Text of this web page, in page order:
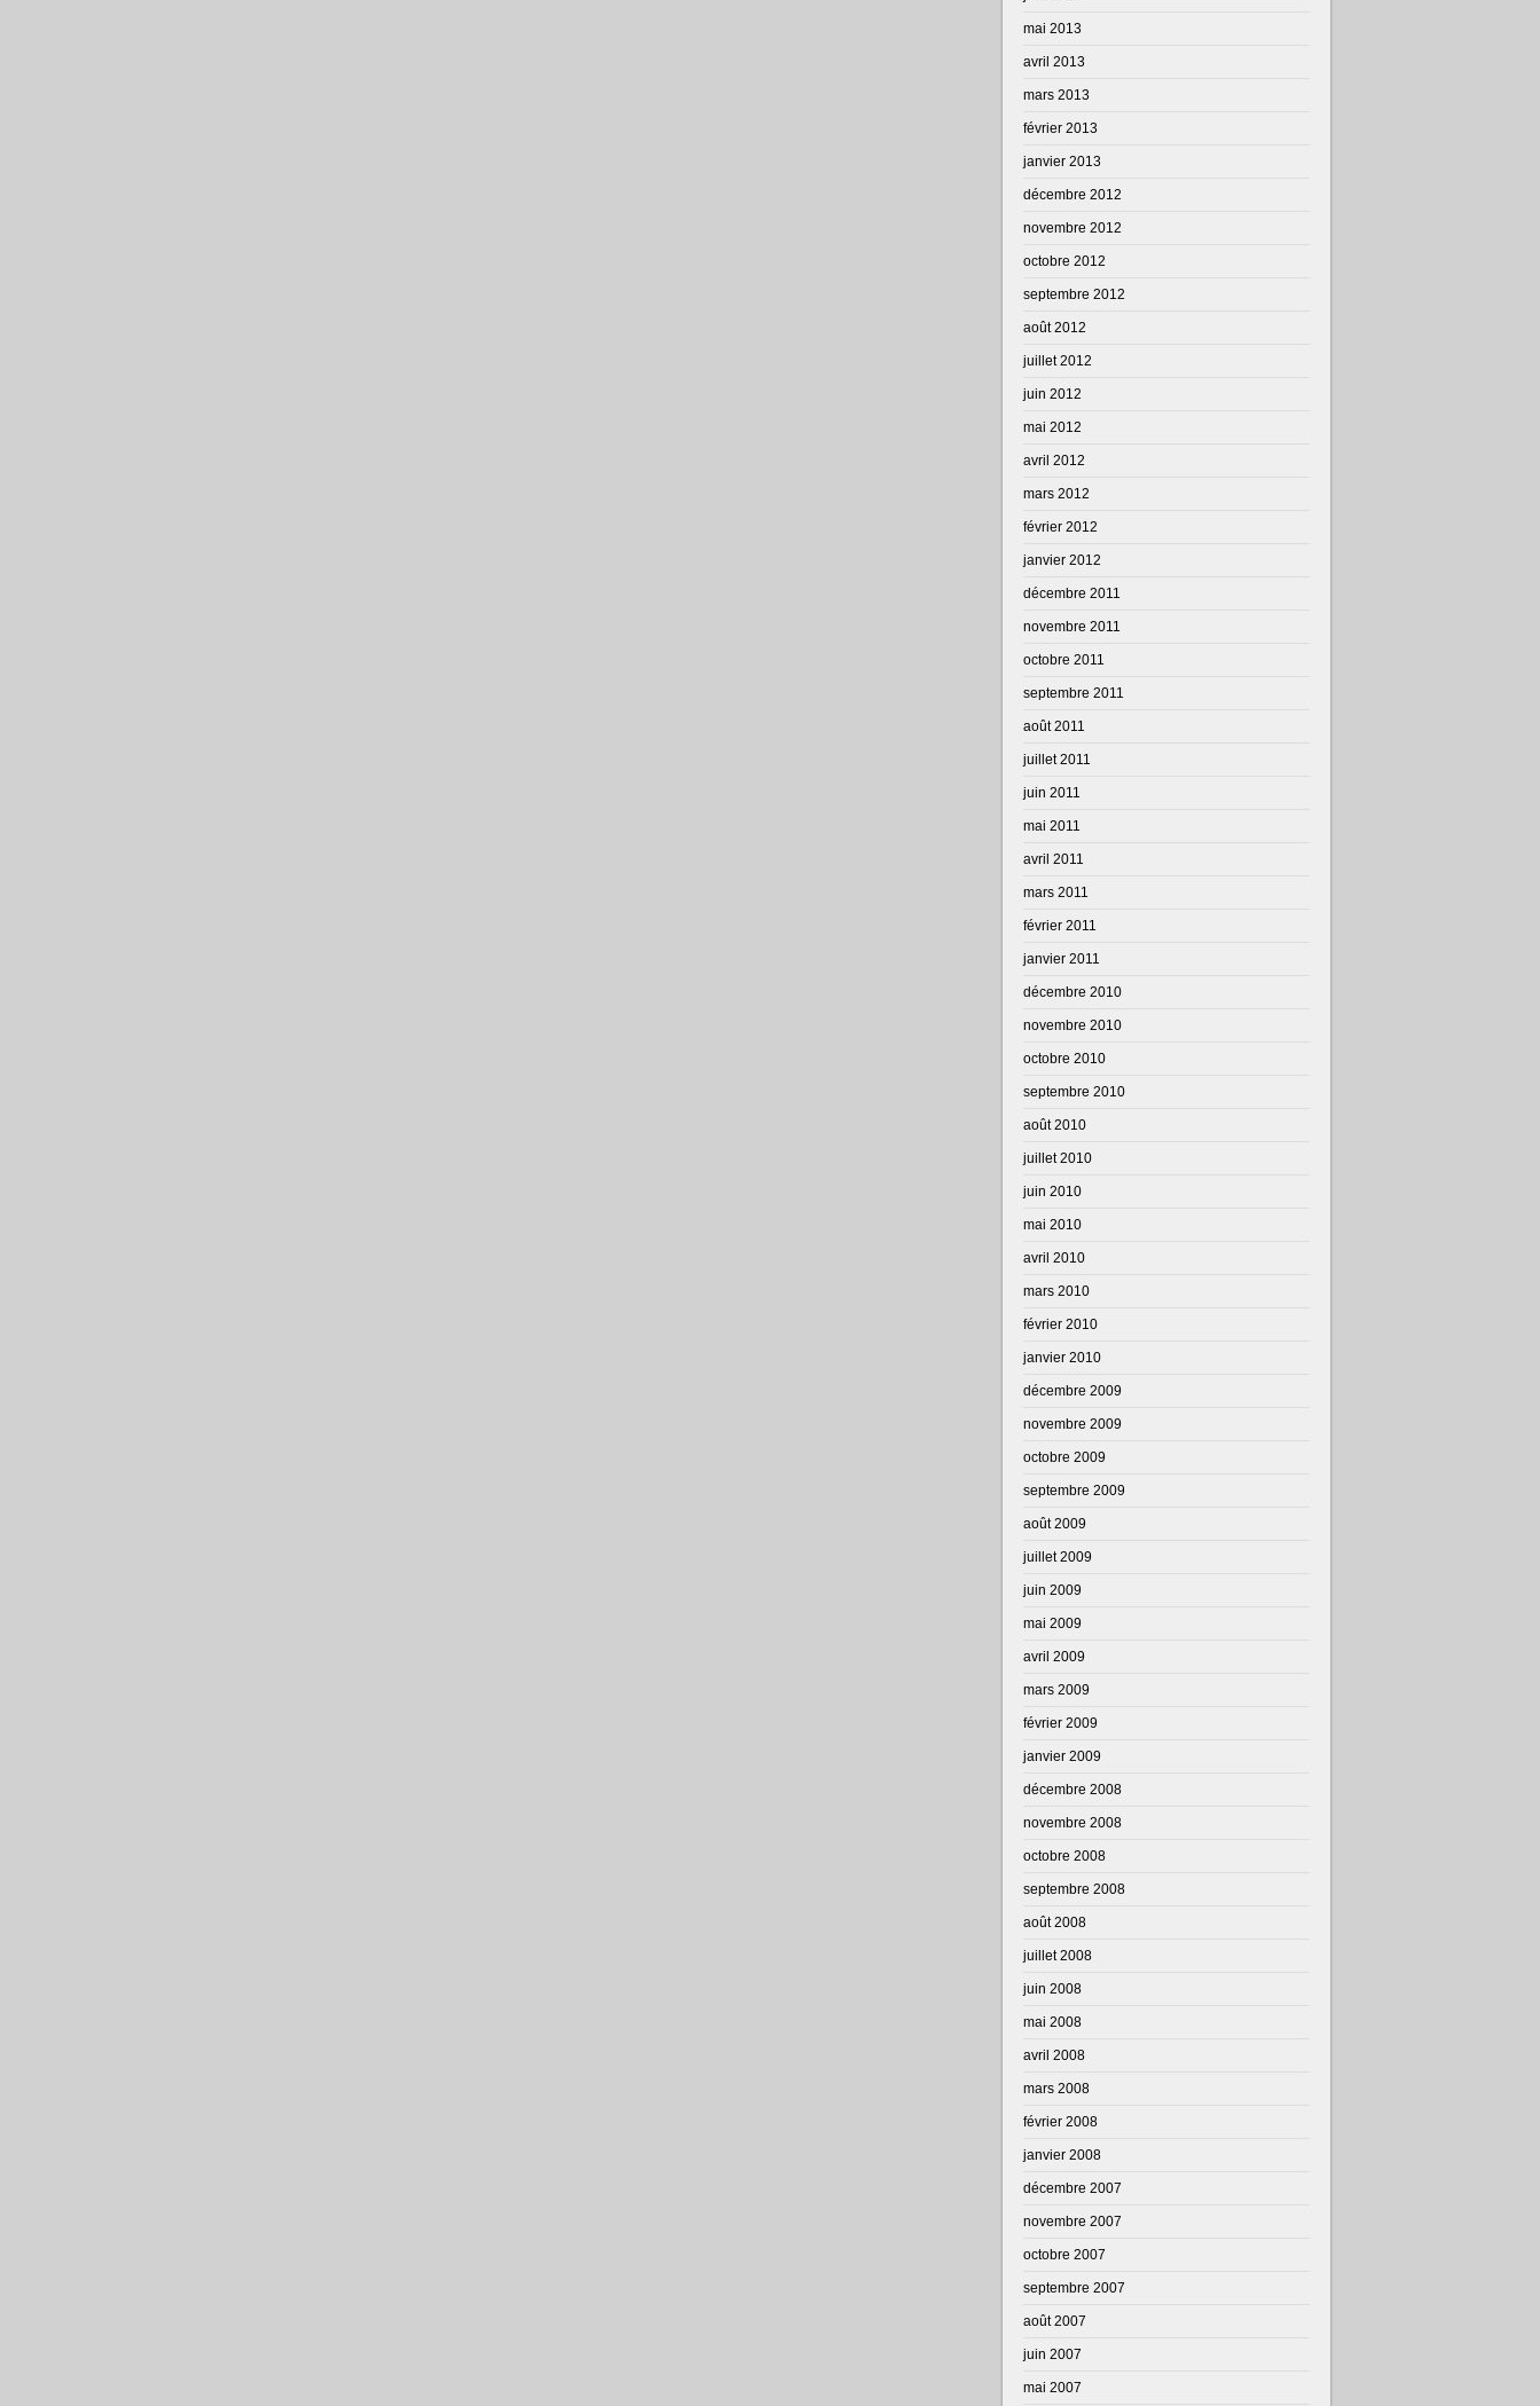
mai 2013
avril 2013
mars 2013
février 2013
janvier 2013
décembre 2012
novembre 2012
octobre 2012
septembre 2012
août 2012
juillet 2012
juin 2012
mai 2012
avril 2012
mars 2012
février 2012
janvier 2012
décembre 2011
novembre 2011
octobre 2011
septembre 2011
août 2011
juillet 2011
juin 2011
mai 2011
avril 2011
mars 2011
février 2011
janvier 2011
décembre 2010
novembre 2010
octobre 2010
septembre 2010
août 2010
juillet 2010
juin 2010
mai 2010
avril 2010
mars 2010
février 2010
janvier 2010
décembre 2009
novembre 2009
octobre 2009
septembre 2009
août 2009
juillet 2009
juin 2009
mai 2009
avril 2009
mars 2009
février 2009
janvier 2009
décembre 2008
novembre 2008
octobre 2008
septembre 2008
août 2008
juillet 2008
juin 2008
mai 2008
avril 2008
mars 2008
février 2008
janvier 2008
décembre 2007
novembre 2007
octobre 2007
septembre 2007
août 2007
juin 2007
mai 2007